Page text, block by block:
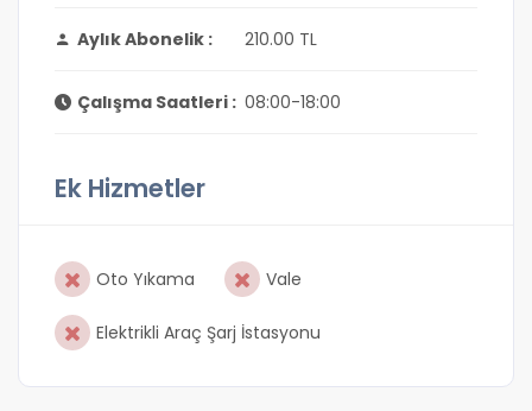
Aylık Abonelik : 210.00 TL
Çalışma Saatleri : 08:00-18:00
Ek Hizmetler
Oto Yıkama Vale
Elektrikli Araç Şarj İstasyonu